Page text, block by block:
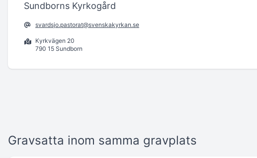
Sundborns Kyrkogård
svardsjo.pastorat@svenskakyrkan.se
Kyrkvägen 20
790 15 Sundborn
Gravsatta inom samma gravplats